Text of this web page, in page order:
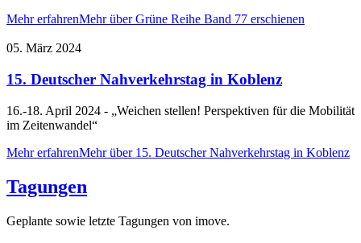
Mehr erfahrenMehr über Grüne Reihe Band 77 erschienen
05. März 2024
15. Deutscher Nahverkehrstag in Koblenz
16.-18. April 2024 - „Weichen stellen! Perspektiven für die Mobilität
im Zeitenwandel“
Mehr erfahrenMehr über 15. Deutscher Nahverkehrstag in Koblenz
Tagungen
Geplante sowie letzte Tagungen von imove.